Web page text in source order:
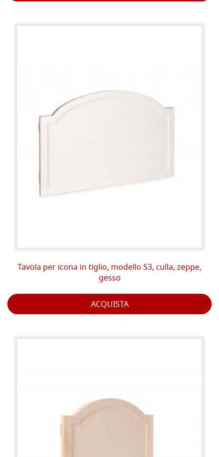
Tavola per icona in tiglio, modello S3, culla, zeppe,
gesso
ACQUISTA